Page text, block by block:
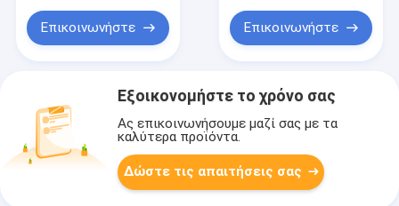
σφραγίζοντας
Επικοινωνήστε Επικοινωνήστε
Εξοικονομήστε το χρόνο σας
Ας επικοινωνήσουμε μαζί σας με τα
καλύτερα προϊόντα.
Δώστε τις απαιτήσεις σας